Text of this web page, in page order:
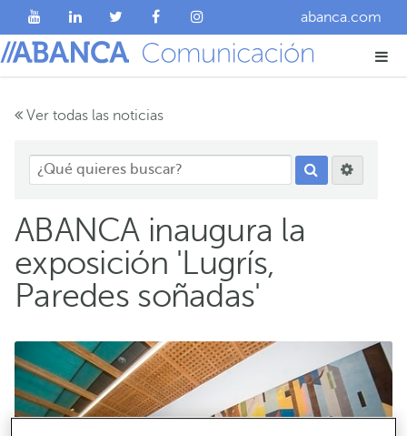
abanca.com
Ver todas las noticias
ABANCA inaugura la
exposición 'Lugrís,
Paredes soñadas'